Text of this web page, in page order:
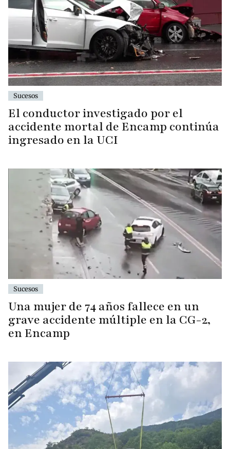
Sucesos
El conductor investigado por el
accidente mortal de Encamp continúa
ingresado en la UCI
Sucesos
Una mujer de 74 años fallece en un
grave accidente múltiple en la CG-2,
en Encamp